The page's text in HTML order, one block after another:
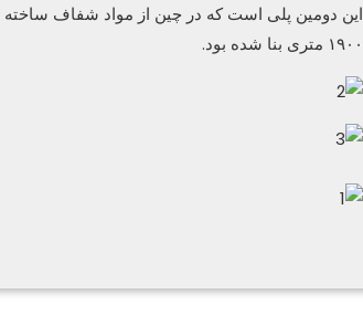
این دومین پلی است که در چین از مواد شفاف ساخته
۱۹۰۰ متری بنا شده بود.